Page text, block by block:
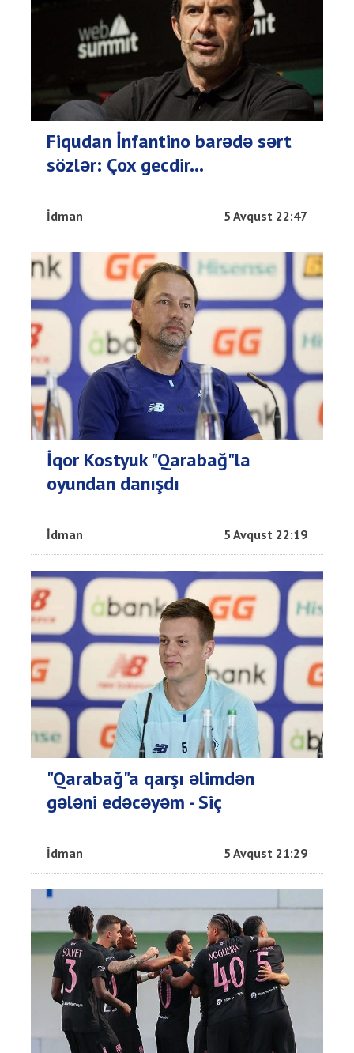
Fiqudan İnfantino barədə sərt
sözlər: Çox gecdir...
İdman 5 Avqust 22:47
İqor Kostyuk "Qarabağ"la
oyundan danışdı
İdman 5 Avqust 22:19
"Qarabağ"a qarşı əlimdən
gələni edəcəyəm - Siç
İdman 5 Avqust 21:29